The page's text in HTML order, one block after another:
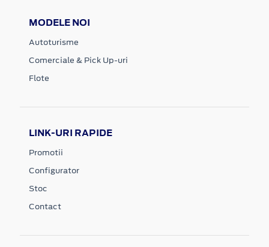
MODELE NOI
Autoturisme
Comerciale & Pick Up-uri
Flote
LINK-URI RAPIDE
Promotii
Configurator
Stoc
Contact